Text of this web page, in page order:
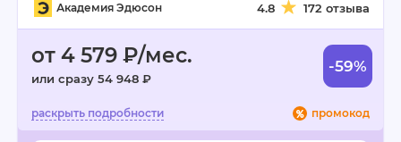
Академия Эдюсон 4.8 172 отзыва
от 4 579 ₽/мес.
или сразу 54 948 ₽
-59%
промокод